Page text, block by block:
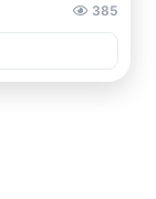
385